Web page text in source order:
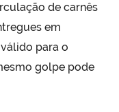
de carnês
em
para o
golpe pode